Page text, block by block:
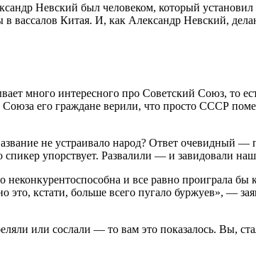
Невский был человеком, который
вассалов Китая. И, как Александр Невский,
много интересного про Советский Союз, то
его граждане верили, что просто СССР
не устраивало народ? Ответ очевидный —
спикер упорствует. Развалили — и завидовали
и все равно проиграла
кстати, больше всего пугало буржуев», —
или сослали — то вам это показалось. Вы,